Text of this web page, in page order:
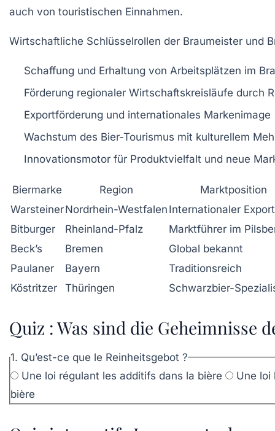
auch von touristischen Einnahmen.
Wirtschaftliche Schlüsselrollen der Braumeister und
Schaffung und Erhaltung von Arbeitsplätzen im
Förderung regionaler Wirtschaftskreisläufe durch
Exportförderung und internationales Markenimage
Wachstum des Bier-Tourismus mit kulturellem
Innovationsmotor für Produktvielfalt und neue
Biermarke Region
Marktposition
WarsteinerNordrhein-Westfalen Internationaler
Bitburger
Rheinland-Pfalz
Marktführer im
Beck’s
Bremen
Global bekannt
Paulaner
Bayern
Traditionsreich
Köstritzer
Thüringen Schwarzbier-
Quiz : Was sind die Geheimnisse
1. Qu’est-ce que le Reinheitsgebot ?
Une loi régulant les additifs dans la bière
Une loi
bière